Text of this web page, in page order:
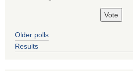
Older polls
Results